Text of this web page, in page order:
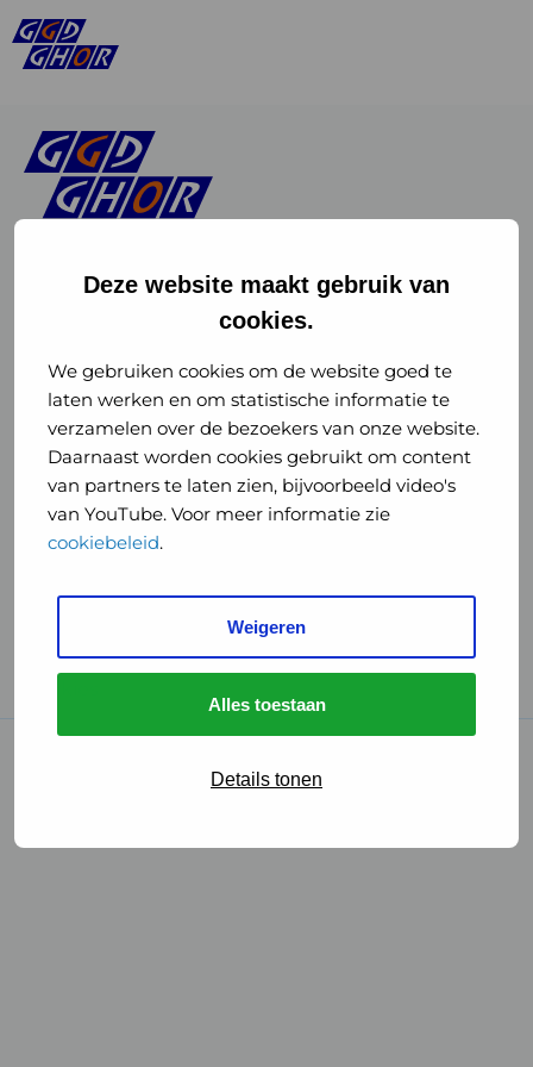
Deze website maakt gebruik van
cookies.
We gebruiken cookies om de website goed te
laten werken en om statistische informatie te
verzamelen over de bezoekers van onze website.
Daarnaast worden cookies gebruikt om content
van partners te laten zien, bijvoorbeeld video's
van YouTube. Voor meer informatie zie
cookiebeleid.
Weigeren
Alles toestaan
Details tonen
of
GGD
GHOR
Nederland
Instagram
of
GGD
GHOR
Nederland
GGD Reizen op social media
GGD Reizen
GGD Reisvaccinaties